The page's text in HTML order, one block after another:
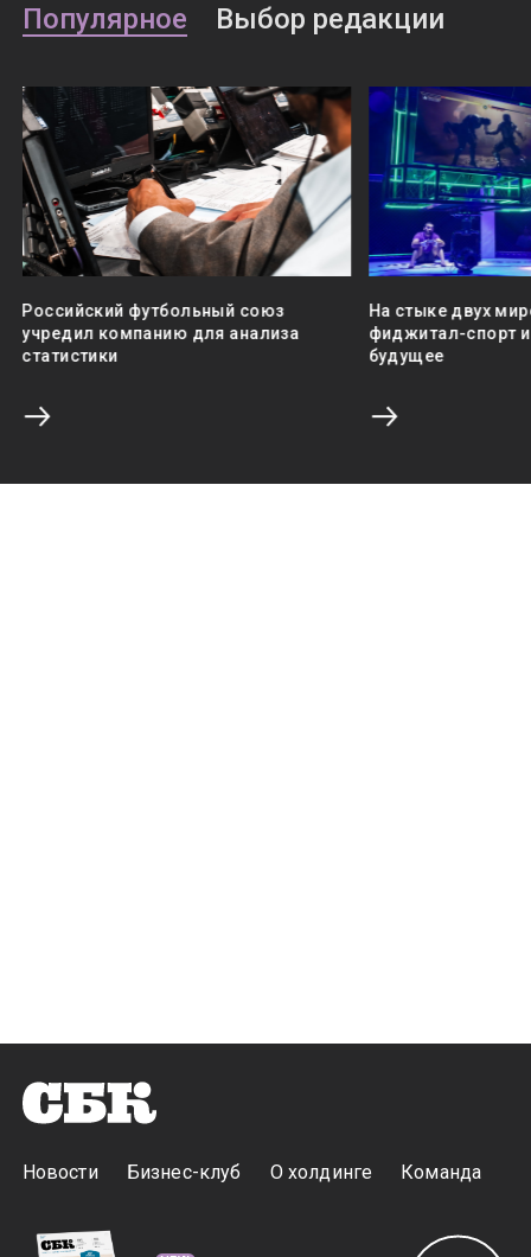
Популярное Выбор редакции
Российский футбольный союз
учредил компанию для анализа
статистики
На стыке двух
фиджитал-спорт
будущее
Новости Бизнес-клуб О холдинге Команда